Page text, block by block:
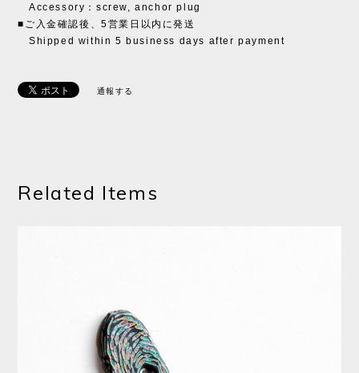
Accessory：screw, anchor plug
■ご入金確認後、5営業日以内に発送
Shipped within 5 business days after payment
通報する
Related Items